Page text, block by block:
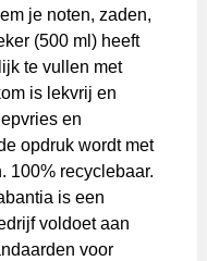
je noten, zaden,
(500 ml) heeft
te vullen met
is lekvrij en
en
opdruk wordt met
100% recyclebaar.
is een
voldoet aan
voor